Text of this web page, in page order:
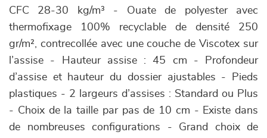
CFC 28-30 kg/m³ - Ouate de polyester avec
thermofixage 100% recyclable de densité 250
gr/m², contrecollée avec une couche de Viscotex sur
l’assise - Hauteur assise : 45 cm - Profondeur
d’assise et hauteur du dossier ajustables - Pieds
plastiques - 2 largeurs d’assises : Standard ou Plus
- Choix de la taille par pas de 10 cm - Existe dans
de nombreuses configurations - Grand choix de